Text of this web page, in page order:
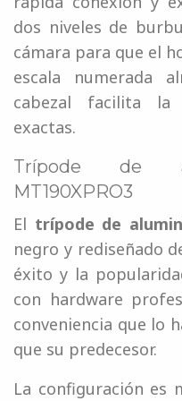
dos niveles de
cámara para que el
escala numerada
cabezal facilita la
exactas.
Trípode de
MT190XPRO3
El trípode de
negro y rediseñado
éxito y la
con hardware
conveniencia que lo
que su predecesor.
La configuración es